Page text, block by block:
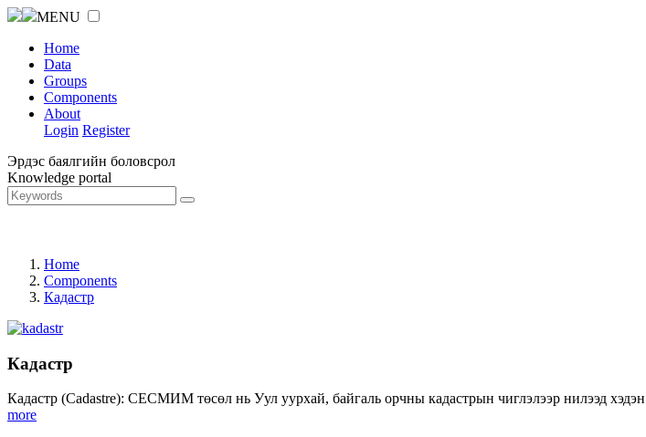
MENU
Home
Data
Groups
Components
About
Login Register
Эрдэс баялгийн боловсрол
Knowledge portal
Home
Components
Кадастр
Кадастр
Кадастр (Cadastre): СЕСМИМ төсөл нь Уул уурхай, байгаль орчны кадастрын чиглэлээр нилээд
more